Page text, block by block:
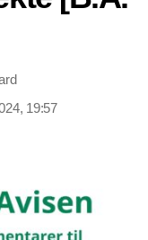
19:57